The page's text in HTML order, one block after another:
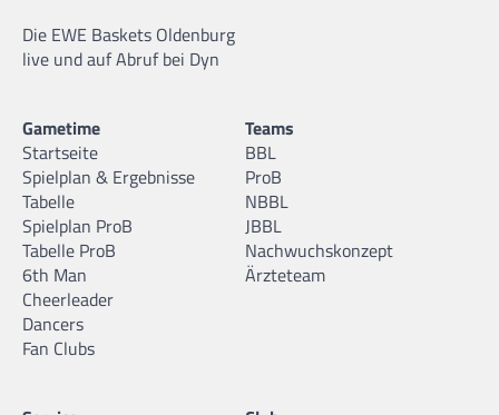
Die EWE Baskets Oldenburg
live und auf Abruf bei Dyn
Gametime
Startseite
Spielplan & Ergebnisse
Tabelle
Spielplan ProB
Tabelle ProB
6th Man
Cheerleader
Dancers
Fan Clubs
Teams
BBL
ProB
NBBL
JBBL
Nachwuchskonzept
Ärzteteam